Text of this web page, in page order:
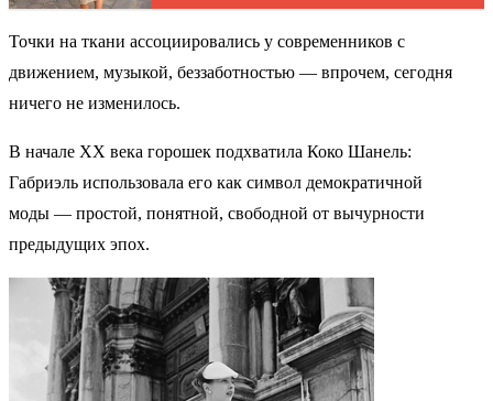
Точки на ткани ассоциировались у современников с
движением, музыкой, беззаботностью — впрочем, сегодня
ничего не изменилось.
В начале XX века горошек подхватила Коко Шанель:
Габриэль использовала его как символ демократичной
моды — простой, понятной, свободной от вычурности
предыдущих эпох.